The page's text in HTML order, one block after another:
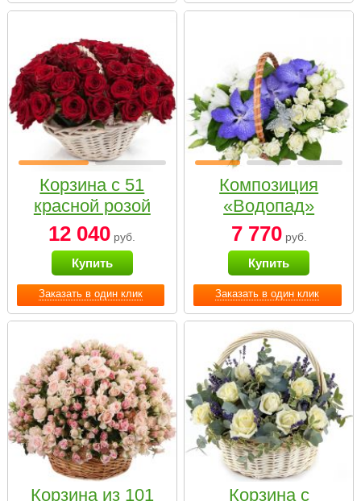
Заказать в один клик
Корзина с 51
красной розой
12 040 руб.
Купить
Заказать в один клик
Композиция
«Водопад»
7 770руб.
Купить
Корзина из 101
Корзина с